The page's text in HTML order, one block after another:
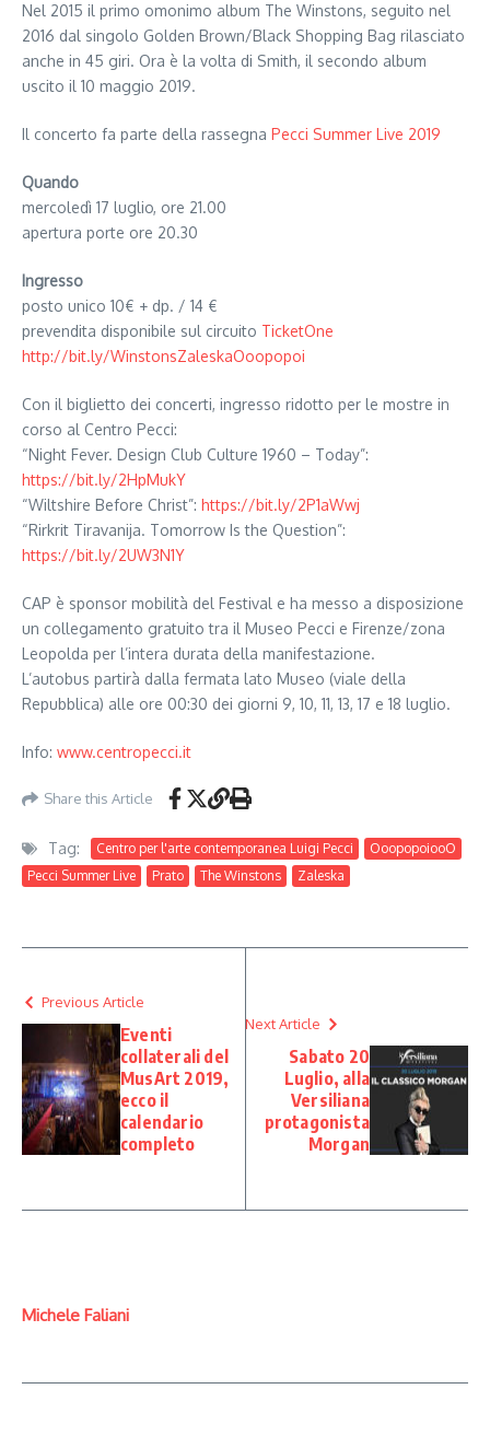
Nel 2015 il primo omonimo album The Winstons, seguito nel
2016 dal singolo Golden Brown/Black Shopping Bag rilasciato
anche in 45 giri. Ora è la volta di Smith, il secondo album
uscito il 10 maggio 2019.
Il concerto fa parte della rassegna Pecci Summer Live 2019
Quando
mercoledì 17 luglio, ore 21.00
apertura porte ore 20.30
Ingresso
posto unico 10€ + dp. / 14 €
prevendita disponibile sul circuito TicketOne
http://bit.ly/WinstonsZaleskaOoopopoi
Con il biglietto dei concerti, ingresso ridotto per le mostre in
corso al Centro Pecci:
“Night Fever. Design Club Culture 1960 – Today”:
https://bit.ly/2HpMukY
“Wiltshire Before Christ”: https://bit.ly/2P1aWwj
“Rirkrit Tiravanija. Tomorrow Is the Question”:
https://bit.ly/2UW3N1Y
CAP è sponsor mobilità del Festival e ha messo a disposizione
un collegamento gratuito tra il Museo Pecci e Firenze/zona
Leopolda per l’intera durata della manifestazione.
L’autobus partirà dalla fermata lato Museo (viale della
Repubblica) alle ore 00:30 dei giorni 9, 10, 11, 13, 17 e 18 luglio.
Info: www.centropecci.it
Share this Article
Tag: Centro per l'arte contemporanea Luigi Pecci
OoopopoiooO
Pecci Summer Live
Prato The Winstons Zaleska
Previous Article
Eventi
collaterali del
MusArt 2019,
ecco il
calendario
completo
Next Article
Sabato 20
Luglio, alla
Versiliana
protagonista
Morgan
Michele Faliani